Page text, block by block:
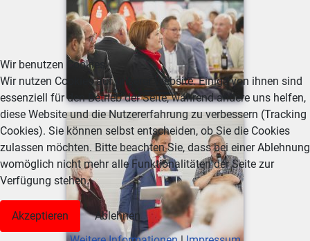
Wir benutzen Cookies
Wir nutzen Cookies auf unserer Website. Einige von ihnen sind
essenziell für den Betrieb der Seite, während andere uns helfen,
diese Website und die Nutzererfahrung zu verbessern (Tracking
Cookies). Sie können selbst entscheiden, ob Sie die Cookies
zulassen möchten. Bitte beachten Sie, dass bei einer Ablehnung
womöglich nicht mehr alle Funktionalitäten der Seite zur
Verfügung stehen.
Akzeptieren
Ablehnen